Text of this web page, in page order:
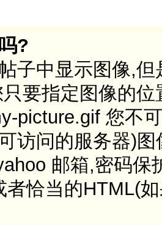
?
子中显示图像,
要指定图像的
picture.gif 您不
访问的服务器)
邮箱,密码
者恰当的HTML(